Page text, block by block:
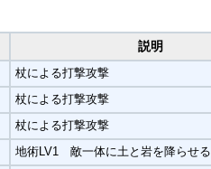
説明
杖による打撃攻撃
杖による打撃攻撃
杖による打撃攻撃
地術LV1 敵一体に土と岩を降らせる